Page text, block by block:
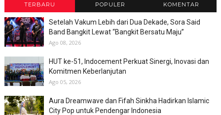
TERBARU POPULER KOMENTAR
Setelah Vakum Lebih dari Dua Dekade, Sora Said
Band Bangkit Lewat “Bangkit Bersatu Maju”
Ago 08, 2026
HUT ke-51, Indocement Perkuat Sinergi, Inovasi dan
Komitmen Keberlanjutan
Ago 05, 2026
Aura Dreamwave dan Fifah Sinkha Hadirkan Islamic
City Pop untuk Pendengar Indonesia